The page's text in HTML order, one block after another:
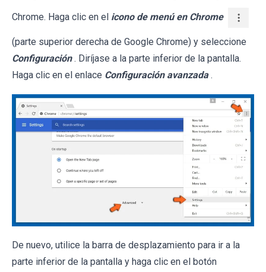
Chrome. Haga clic en el icono de menú en Chrome
(parte superior derecha de Google Chrome) y seleccione
Configuración . Diríjase a la parte inferior de la pantalla.
Haga clic en el enlace Configuración avanzada .
De nuevo, utilice la barra de desplazamiento para ir a la
parte inferior de la pantalla y haga clic en el botón